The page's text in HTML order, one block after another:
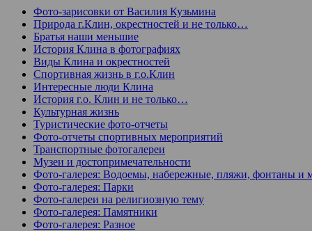
Фото-зарисовки от Василия Кузьмина
Природа г.Клин, окрестностей и не только…
Братья наши меньшие
История Клина в фотографиях
Виды Клина и окрестностей
Спортивная жизнь в г.о.Клин
Интересные люди Клина
История г.о. Клин и не только…
Культурная жизнь
Туристические фото-отчеты
Фото-отчеты спортивных мероприятий
Транспортные фотогалереи
Музеи и достопримечательности
Фото-галерея: Водоемы, набережные, пляжи, фонтаны и
Фото-галерея: Парки
Фото-галереи на религиозную тему
Фото-галерея: Памятники
Фото-галерея: Разное